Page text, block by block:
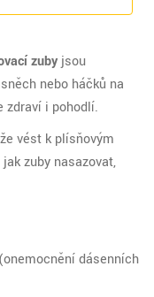
zubyjsou
nebo háčků na
zdraví i pohodlí.
vést k plísňovým
zuby nasazovat,
dásenních